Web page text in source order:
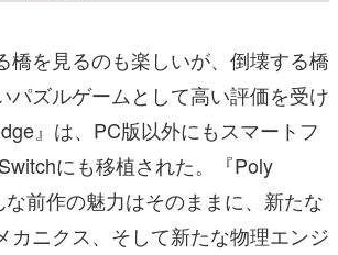
を見るのも楽しいが、倒壊する橋
パズルゲームとして高い評価を受け
』は、PC版以外にもスマートフ
にも移植された。『Poly
前作の魅力はそのままに、新たな
カニクス、そして新たな物理エンジ